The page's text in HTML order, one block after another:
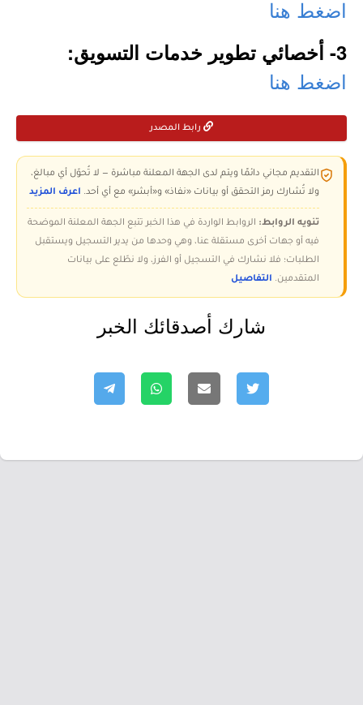
اضغط هنا
3- أخصائي تطوير خدمات التسويق:
اضغط هنا
رابط المصدر
التقديم مجاني دائمًا ويتم لدى الجهة المعلنة مباشرة — لا تُحوّل أي مبالغ،
ولا تُشارك رمز التحقق أو بيانات «نفاذ» و«أبشر» مع أي أحد. اعرف المزيد
تنويه الروابط: الروابط الواردة في هذا الخبر تتبع الجهة المعلنة الموضحة
فيه أو جهات أخرى مستقلة عنا، وهي وحدها من يدير التسجيل ويستقبل
الطلبات؛ فلا نشارك في التسجيل أو الفرز، ولا نطّلع على بيانات
المتقدمين. التفاصيل
شارك أصدقائك الخبر